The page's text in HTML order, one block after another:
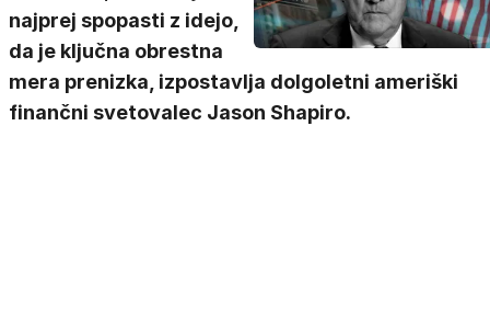
najprej spopasti z idejo,
da je ključna obrestna
mera prenizka, izpostavlja dolgoletni ameriški
finančni svetovalec Jason Shapiro.